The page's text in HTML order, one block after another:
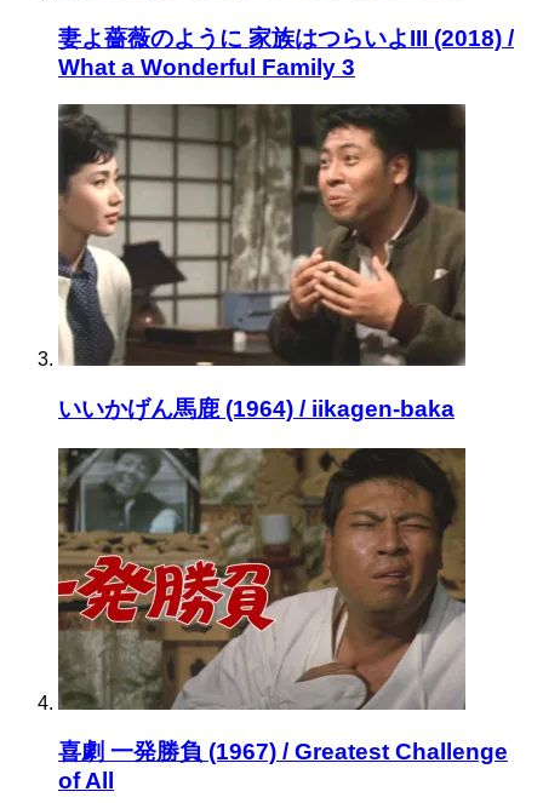
妻よ薔薇のように 家族はつらいよIII (2018) /
What a Wonderful Family 3
いいかげん馬鹿 (1964) / iikagen-baka
喜劇 一発勝負 (1967) / Greatest Challenge
of All